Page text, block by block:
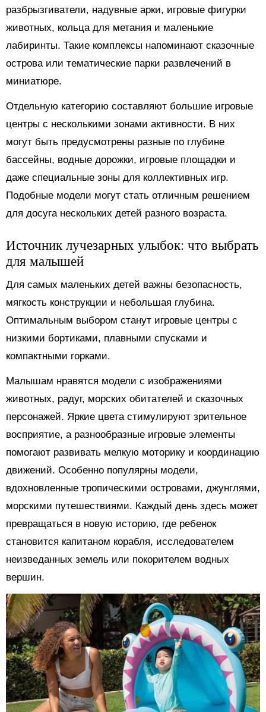
разбрызгиватели, надувные арки, игровые фигурки
животных, кольца для метания и маленькие
лабиринты. Такие комплексы напоминают сказочные
острова или тематические парки развлечений в
миниатюре.
Отдельную категорию составляют большие игровые
центры с несколькими зонами активности. В них
могут быть предусмотрены разные по глубине
бассейны, водные дорожки, игровые площадки и
даже специальные зоны для коллективных игр.
Подобные модели могут стать отличным решением
для досуга нескольких детей разного возраста.
Источник лучезарных улыбок: что выбрать
для малышей
Для самых маленьких детей важны безопасность,
мягкость конструкции и небольшая глубина.
Оптимальным выбором станут игровые центры с
низкими бортиками, плавными спусками и
компактными горками.
Малышам нравятся модели с изображениями
животных, радуг, морских обитателей и сказочных
персонажей. Яркие цвета стимулируют зрительное
восприятие, а разнообразные игровые элементы
помогают развивать мелкую моторику и координацию
движений. Особенно популярны модели,
вдохновленные тропическими островами, джунглями,
морскими путешествиями. Каждый день здесь может
превращаться в новую историю, где ребенок
становится капитаном корабля, исследователем
неизведанных земель или покорителем водных
вершин.